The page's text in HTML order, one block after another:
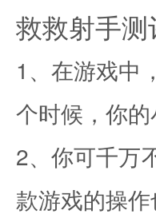
救救射手测
1、在游戏中
个时候，你的
2、你可千万
款游戏的操作